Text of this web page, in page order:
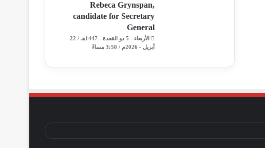
Rebeca Grynspan,
candidate for Secretary
General
الأربعاء - 5 ذو القعدة - 1447هـ / 22
أبريل - 2026م / 3:50 مساءً